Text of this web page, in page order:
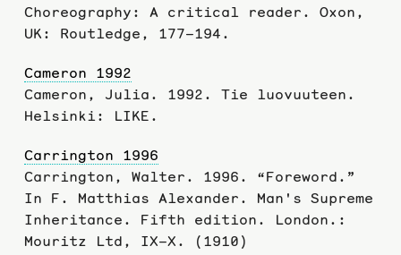
Choreography: A critical reader. Oxon,
UK: Routledge, 177–194.
Cameron 1992
Cameron, Julia. 1992. Tie luovuuteen.
Helsinki: LIKE.
Carrington 1996
Carrington, Walter. 1996. “Foreword.”
In F. Matthias Alexander. Man's Supreme
Inheritance. Fifth edition. London.:
Mouritz Ltd, IX–X. (1910)